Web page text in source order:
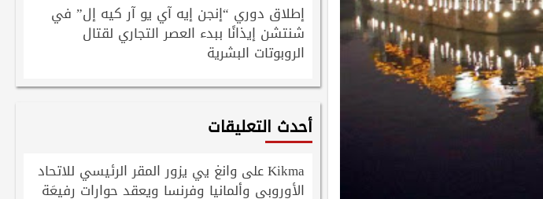
إطلاق دوري “إنجن إيه آي يو آر كيه إل” في
شنتشن إيذانًا ببدء العصر التجاري لقتال
الروبوتات البشرية
أحدث التعليقات
Kikmaعلى وانغ يي يزور المقر الرئيسي للاتحاد
الأوروبي وألمانيا وفرنسا ويعقد حوارات رفيعَة